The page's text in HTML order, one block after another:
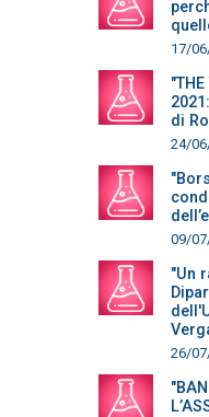
17/
di
24/
09/
"Un
26/